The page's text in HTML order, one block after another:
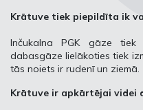
Krātuve tiek piepildīta ik
Inčukalna PGK gāze tiek
dabasgāze lielākoties tiek
tās noiets ir rudenī un ziemā.
Krātuve ir apkārtējai videi